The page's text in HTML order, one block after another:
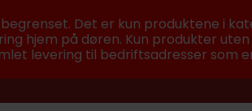
Det er kun produktene i
hjem på døren. Kun produkter
levering til bedriftsadresser som